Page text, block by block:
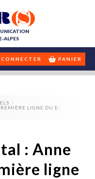
ALPES
CONNECTER PANIER
LIGNE DU E-
: Anne
ligne